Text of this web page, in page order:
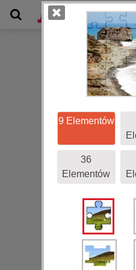
9 Elementów
36
Elementów